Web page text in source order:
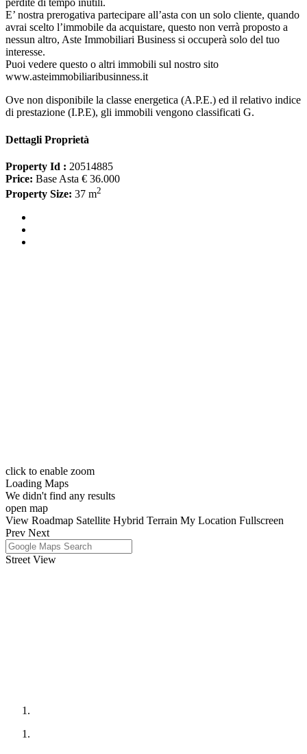
perdite di tempo inutili.
E’ nostra prerogativa partecipare all’asta con un solo cliente, quando
avrai scelto l’immobile da acquistare, questo non verrà proposto a
nessun altro, Aste Immobiliari Business si occuperà solo del tuo
interesse.
Puoi vedere questo o altri immobili sul nostro sito
www.asteimmobiliaribusinness.it
Ove non disponibile la classe energetica (A.P.E.) ed il relativo indice
di prestazione (I.P.E), gli immobili vengono classificati G.
Dettagli Proprietà
Property Id : 20514885
Price: Base Asta € 36.000
Property Size: 37 m2
click to enable zoom
Loading Maps
We didn't find any results
open map
View Roadmap Satellite Hybrid Terrain My Location Fullscreen
Prev Next
Street View